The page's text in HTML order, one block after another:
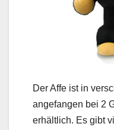
Der Affe ist in
angefangen bei 2
erhältlich. Es gibt